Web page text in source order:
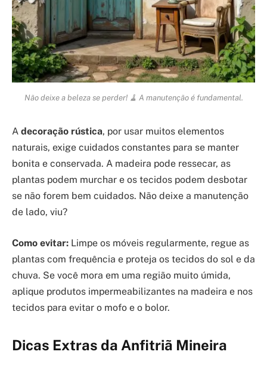
Não deixe a beleza se perder! 🧹 A manutenção é fundamental.
A decoração rústica, por usar muitos elementos
naturais, exige cuidados constantes para se manter
bonita e conservada. A madeira pode ressecar, as
plantas podem murchar e os tecidos podem desbotar
se não forem bem cuidados. Não deixe a manutenção
de lado, viu?
Como evitar: Limpe os móveis regularmente, regue as
plantas com frequência e proteja os tecidos do sol e da
chuva. Se você mora em uma região muito úmida,
aplique produtos impermeabilizantes na madeira e nos
tecidos para evitar o mofo e o bolor.
Dicas Extras da Anfitriã Mineira